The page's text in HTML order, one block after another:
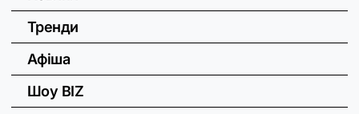
Тренди
Афіша
Шоу BIZ